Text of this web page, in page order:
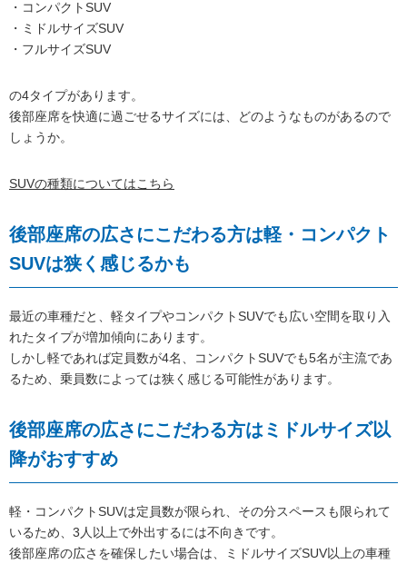
・コンパクトSUV
・ミドルサイズSUV
・フルサイズSUV
の4タイプがあります。
後部座席を快適に過ごせるサイズには、どのようなものがあるので
しょうか。
SUVの種類についてはこちら
後部座席の広さにこだわる方は軽・コンパクト
SUVは狭く感じるかも
最近の車種だと、軽タイプやコンパクトSUVでも広い空間を取り入
れたタイプが増加傾向にあります。
しかし軽であれば定員数が4名、コンパクトSUVでも5名が主流であ
るため、乗員数によっては狭く感じる可能性があります。
後部座席の広さにこだわる方はミドルサイズ以
降がおすすめ
軽・コンパクトSUVは定員数が限られ、その分スペースも限られて
いるため、3人以上で外出するには不向きです。
後部座席の広さを確保したい場合は、ミドルサイズSUV以上の車種